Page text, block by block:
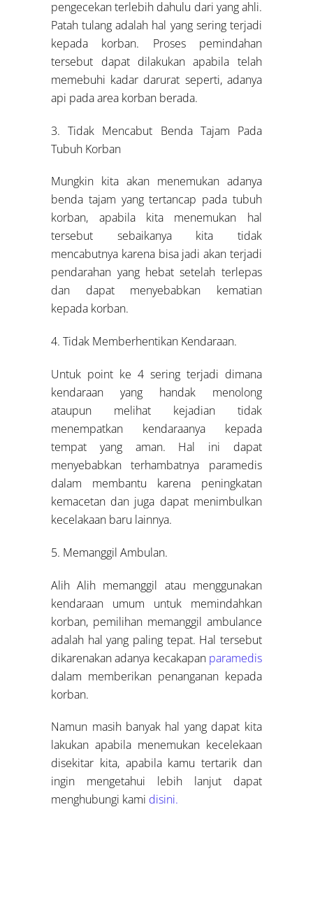
pengecekan terlebih dahulu dari yang ahli.
Patah tulang adalah hal yang sering terjadi
kepada korban. Proses pemindahan
tersebut dapat dilakukan apabila telah
memebuhi kadar darurat seperti, adanya
api pada area korban berada.
3. Tidak Mencabut Benda Tajam Pada
Tubuh Korban
Mungkin kita akan menemukan adanya
benda tajam yang tertancap pada tubuh
korban, apabila kita menemukan hal
tersebut sebaikanya kita tidak
mencabutnya karena bisa jadi akan terjadi
pendarahan yang hebat setelah terlepas
dan dapat menyebabkan kematian
kepada korban.
4. Tidak Memberhentikan Kendaraan.
Untuk point ke 4 sering terjadi dimana
kendaraan yang handak menolong
ataupun melihat kejadian tidak
menempatkan kendaraanya kepada
tempat yang aman. Hal ini dapat
menyebabkan terhambatnya paramedis
dalam membantu karena peningkatan
kemacetan dan juga dapat menimbulkan
kecelakaan baru lainnya.
5. Memanggil Ambulan.
Alih Alih memanggil atau menggunakan
kendaraan umum untuk memindahkan
korban, pemilihan memanggil ambulance
adalah hal yang paling tepat. Hal tersebut
dikarenakan adanya kecakapan paramedis
dalam memberikan penanganan kepada
korban.
Namun masih banyak hal yang dapat kita
lakukan apabila menemukan kecelekaan
disekitar kita, apabila kamu tertarik dan
ingin mengetahui lebih lanjut dapat
menghubungi kami disini.